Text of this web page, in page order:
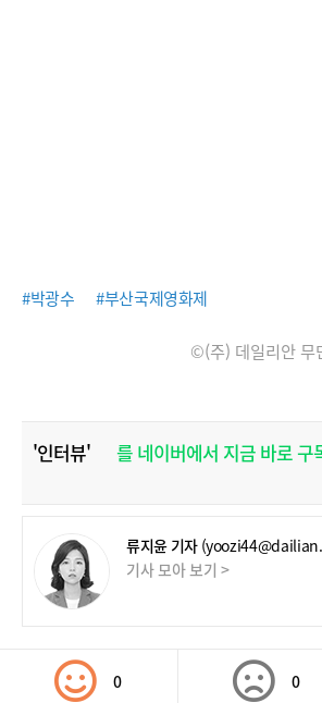
#박광수 #부산국제영화제
©(주) 데일리안 무
'인터뷰' 를 네이버에서 지금 바로 구
류지윤 기자
기사 모아 보기 >
0 0